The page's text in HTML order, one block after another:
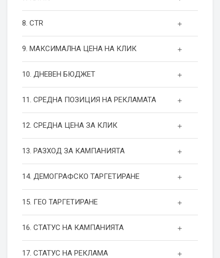
8. CTR
9. МАКСИМАЛНА ЦЕНА НА КЛИК
10. ДНЕВЕН БЮДЖЕТ
11. СРЕДНА ПОЗИЦИЯ НА РЕКЛАМАТА
12. СРЕДНА ЦЕНА ЗА КЛИК
13. РАЗХОД ЗА КАМПАНИЯТА
14. ДЕМОГРАФСКО ТАРГЕТИРАНЕ
15. ГЕО ТАРГЕТИРАНЕ
16. СТАТУС НА КАМПАНИЯТА
17. СТАТУС НА РЕКЛАМА